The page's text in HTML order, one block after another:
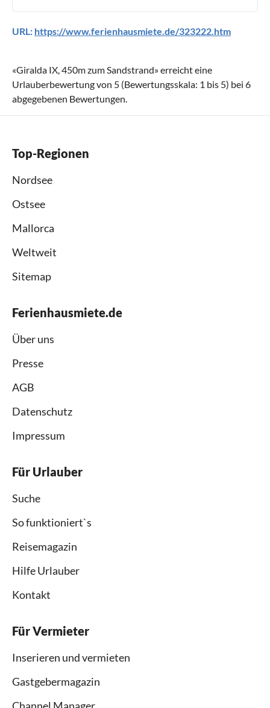
URL: https://www.ferienhausmiete.de/323222.htm
«Giralda IX, 450m zum Sandstrand» erreicht eine
Urlauberbewertung von 5 (Bewertungsskala: 1 bis 5) bei 6
abgegebenen Bewertungen.
Top-Regionen
Nordsee
Ostsee
Mallorca
Weltweit
Sitemap
Ferienhausmiete.de
Über uns
Presse
AGB
Datenschutz
Impressum
Für Urlauber
Suche
So funktioniert`s
Reisemagazin
Hilfe Urlauber
Kontakt
Für Vermieter
Inserieren und vermieten
Gastgebermagazin